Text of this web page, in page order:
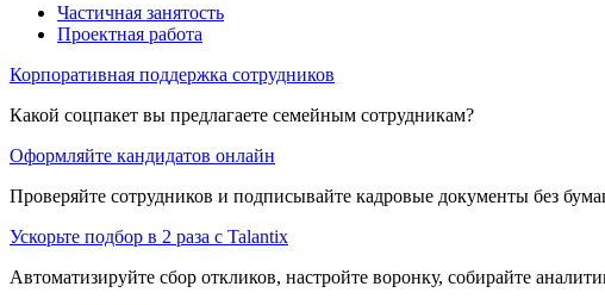
Частичная занятость
Проектная работа
Корпоративная поддержка сотрудников
Какой соцпакет вы предлагаете семейным сотрудникам?
Оформляйте кандидатов онлайн
Проверяйте сотрудников и подписывайте кадровые документы без
Ускорьте подбор в 2 раза с Talantix
Автоматизируйте сбор откликов, настройте воронку, собирайте